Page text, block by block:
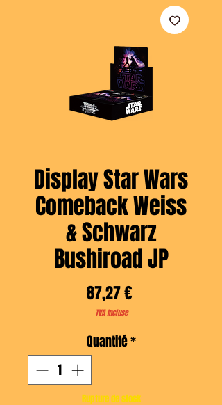
Display Star Wars
Comeback Weiss
& Schwarz
Bushiroad JP
87,27 €Prix
TVA Incluse
Quantité*
Rupture de stock